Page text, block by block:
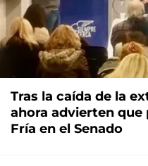
Tras la caída de la
ahora advierten que
Fría en el Senado